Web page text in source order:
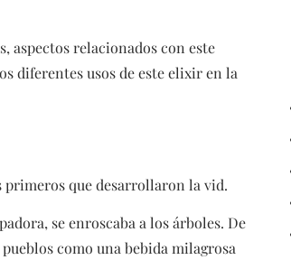
aspectos relacionados con este
diferentes usos de este elixir en la
primeros que desarrollaron la vid.
se enroscaba a los árboles. De
como una bebida milagrosa